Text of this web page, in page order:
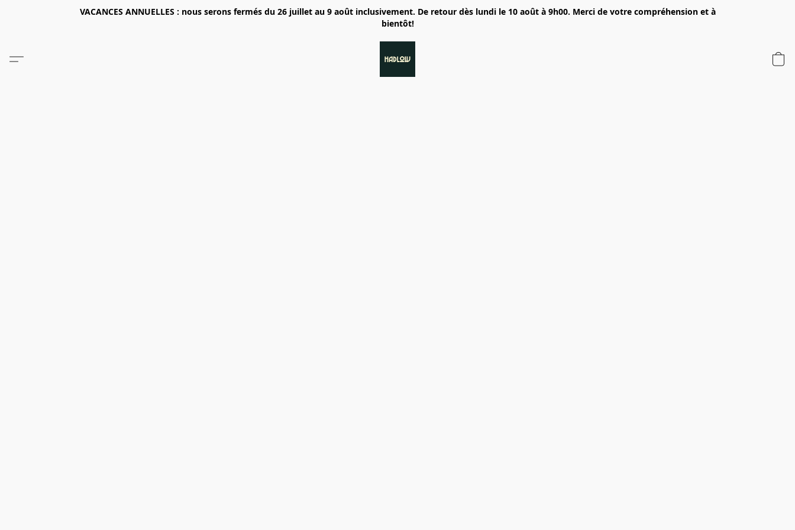
VACANCES ANNUELLES : nous serons fermés du 26 juillet au 9 août inclusivement. De retour dès lundi le 10 août à 9h00. Merci de votre compréhension et à
bientôt!